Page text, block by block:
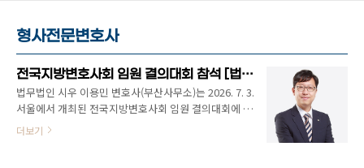
형사전문변호사
전국지방변호사회 임원 결의대회 참석 [법무법인 시우 이용민 변호사]
법무법인 시우 이용민 변호사(부산사무소)는 2026. 7. 3.
서울에서 개최된 전국지방변호사회 임원 결의대회에 참
석하였습니다 .금번 결의대회에서는 비슷한 직책을 가
진 이사들과 함께 각 지역별 상황과 업무 노하우를 공유
더보기